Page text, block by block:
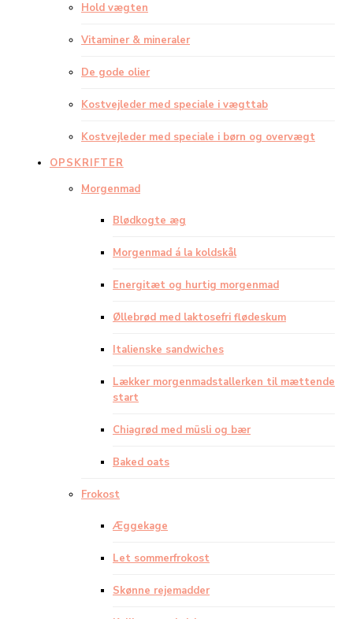
Hold vægten
Vitaminer & mineraler
De gode olier
Kostvejleder med speciale i vægttab
Kostvejleder med speciale i børn og overvægt
OPSKRIFTER
Morgenmad
Blødkogte æg
Morgenmad á la koldskål
Energitæt og hurtig morgenmad
Øllebrød med laktosefri flødeskum
Italienske sandwiches
Lækker morgenmadstallerken til mættende
start
Chiagrød med müsli og bær
Baked oats
Frokost
Æggekage
Let sommerfrokost
Skønne rejemadder